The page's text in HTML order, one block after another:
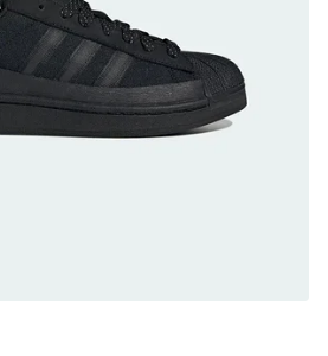
PUMA Voyage NITRO™ 4
氣中底注入，回彈與防滑兼具的
On Cloudhorizon 2 WP：腳
的防水輕越野鞋
雨靴登場，經典八孔加上全防